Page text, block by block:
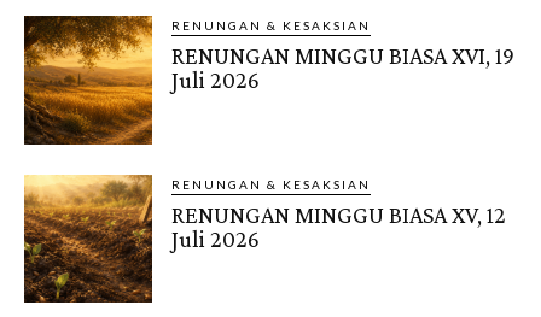
RENUNGAN & KESAKSIAN
RENUNGAN MINGGU BIASA XVI, 19
Juli 2026
RENUNGAN & KESAKSIAN
RENUNGAN MINGGU BIASA XV, 12
Juli 2026